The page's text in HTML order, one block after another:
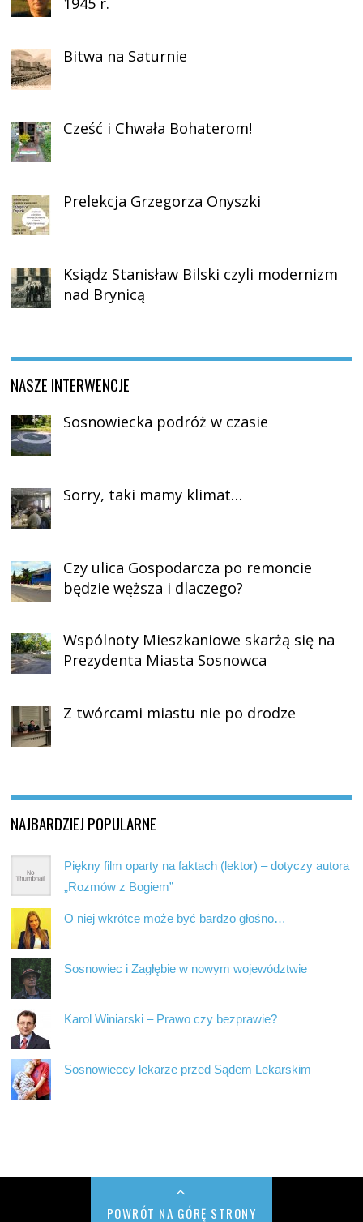
Bitwa na Saturnie
Cześć i Chwała Bohaterom!
Prelekcja Grzegorza Onyszki
Ksiądz Stanisław Bilski czyli modernizm
nad Brynicą
NASZE INTERWENCJE
Sosnowiecka podróż w czasie
Sorry, taki mamy klimat…
Czy ulica Gospodarcza po remoncie
będzie węższa i dlaczego?
Wspólnoty Mieszkaniowe skarżą się na
Prezydenta Miasta Sosnowca
Z twórcami miastu nie po drodze
NAJBARDZIEJ POPULARNE
Piękny film oparty na faktach (lektor) – dotyczy autora
„Rozmów z Bogiem”
O niej wkrótce może być bardzo głośno…
Sosnowiec i Zagłębie w nowym województwie
Karol Winiarski – Prawo czy bezprawie?
Sosnowieccy lekarze przed Sądem Lekarskim
POWRÓT NA GÓRĘ STRONY